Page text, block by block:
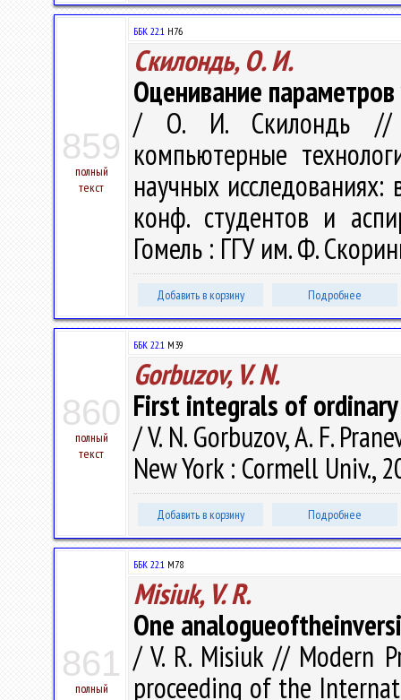
859
полный
текст
ББК 22.1 H76
Скилондь, О. И.
Оценивание
/ О. И. Скилондь //
компьютерные
научных
конф. студентов и
Гомель : ГГУ им. Ф.
Добавить в корзину Подробнее
860
полный
текст
ББК 22.1 M39
Gorbuzov, V. N.
First integrals of
/ V. N. Gorbuzov, A. F.
New York : Cormell Univ.,
Добавить в корзину Подробнее
861
полный
ББК 22.1 M78
Misiuk, V. R.
One
/ V. R. Misiuk // Modern
proceeding of the